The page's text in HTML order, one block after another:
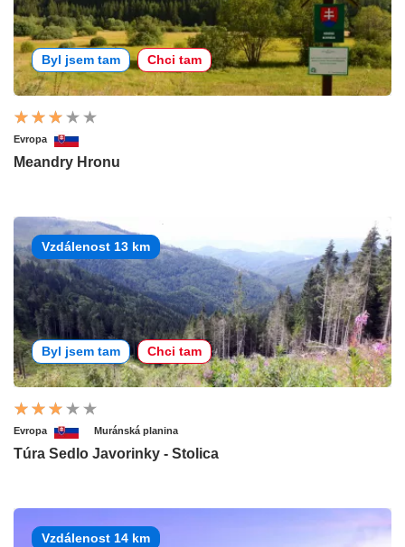
Byl jsem tam Chci tam
Evropa
Meandry Hronu
Vzdálenost 13 km
Byl jsem tam Chci tam
Evropa Muránská planina
Túra Sedlo Javorinky - Stolica
Vzdálenost 14 km